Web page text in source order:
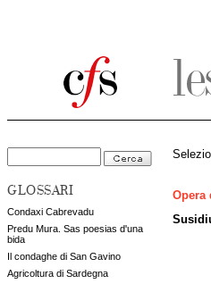
GLOSSARI
Condaxi Cabrevadu
Predu Mura. Sas poesias d'una
bida
Il condaghe di San Gavino
Agricoltura di Sardegna
Opera